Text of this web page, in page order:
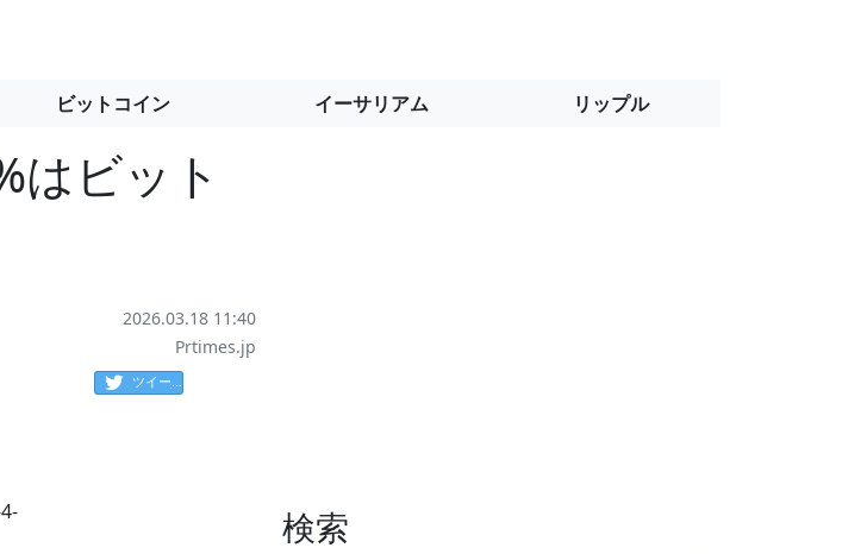
ビットコイン イーサリアム リップル
はビット
2026.03.18 11:40
Prtimes.jp
ツイート
検索